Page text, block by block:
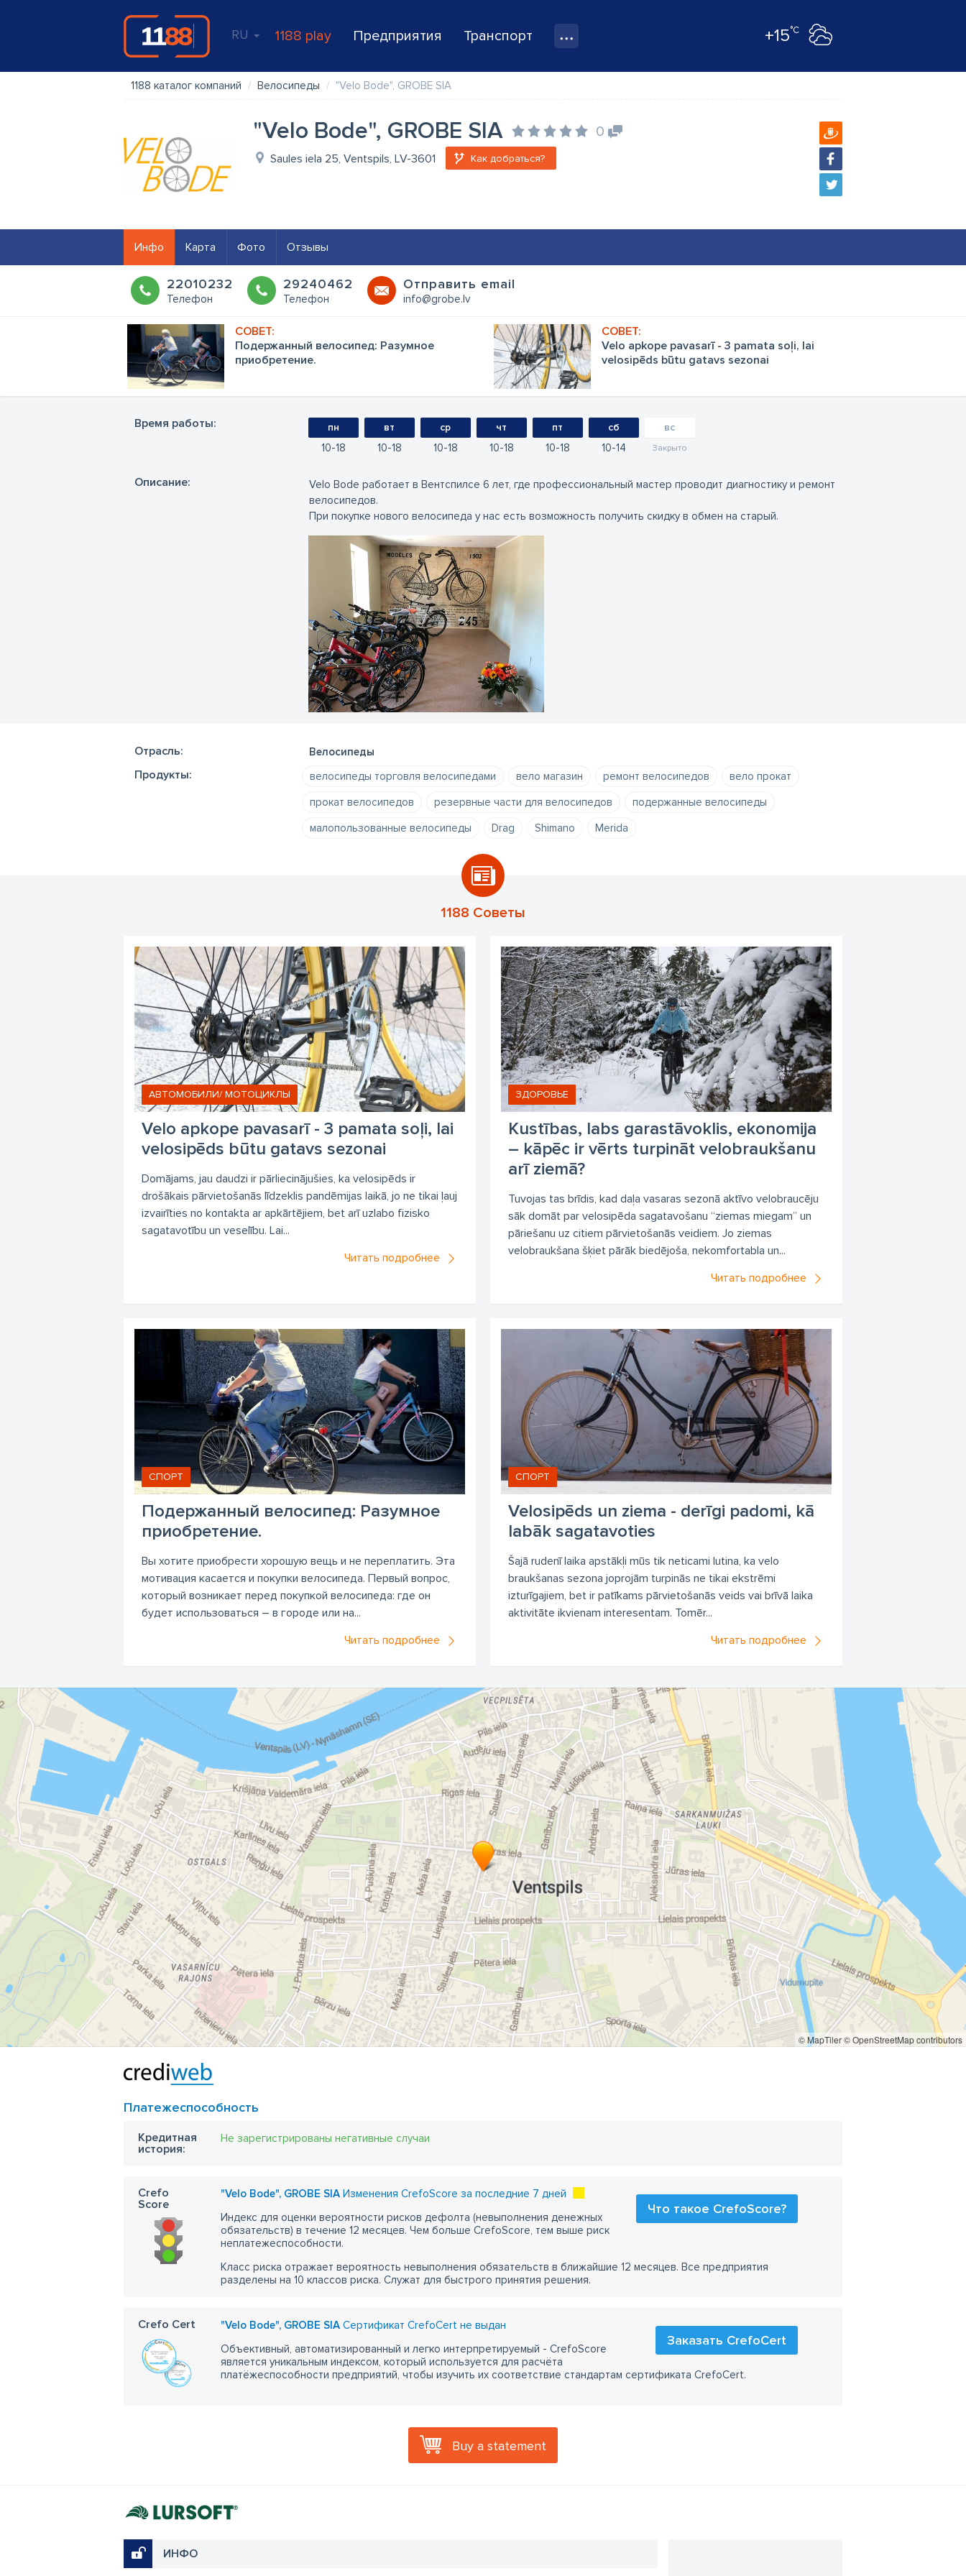
RU 1188 play Предприятия Транспорт +15°C
1188 каталог компаний Велосипеды "Velo Bode", GROBE SIA
"Velo Bode", GROBE SIA 0
Saules iela 25, Ventspils, LV-3601 Как добраться?
Инфо Карта Фото Отзывы
22010232
Телефон
29240462
Телефон
Oтправить email
info@grobe.lv
Подержанный велосипед: Разумное
приобретение.
Velo apkope pavasarī - 3 pamata soļi, lai
velosipēds būtu gatavs sezonai
Время работы: пн
10 18
вт
10 18
ср
10 18
чт
10 18
пт
10 18
сб
10 14
вс
Закрыто
Oписание:
Velo Bode работает в Вентспилсе 6 лет, где профессиональный мастер проводит диагностику и ремонт
велосипедов.
При покупке нового велосипеда у нас есть возможность получить скидку в обмен на старый.
Отрасль: Велосипеды
Продукты: велосипеды торговля велосипедами вело магазин ремонт велосипедов
вело прокат
прокат велосипедов
резервные части для велосипедов
подержанные велосипеды
малопользованные велосипеды
Drag Shimano Merida
1188 Советы
Velo apkope pavasarī - 3 pamata soļi, lai
velosipēds būtu gatavs sezonai
АВТОМОБИЛИ/ МОТОЦИКЛЫ
Domājams, jau daudzi ir pārliecinājušies, ka velosipēds ir
drošākais pārvietošanās līdzeklis pandēmijas laikā, jo ne tikai ļauj
izvairīties no kontakta ar apkārtējiem, bet arī uzlabo fizisko
sagatavotību un veselību. Lai...
Читать подробнее
Kustības, labs garastāvoklis, ekonomija
– kāpēc ir vērts turpināt velobraukšanu
arī ziemā?
ЗДОРОВЬЕ
Tuvojas tas brīdis, kad daļa vasaras sezonā aktīvo velobraucēju
sāk domāt par velosipēda sagatavošanu “ziemas miegam” un
pāriešanu uz citiem pārvietošanās veidiem. Jo ziemas
velobraukšana šķiet pārāk biedējoša, nekomfortabla un...
Читать подробнее
Подержанный велосипед: Разумное
приобретение.
СПОРТ
Вы хотите приобрести хорошую вещь и не переплатить. Эта
мотивация касается и покупки велосипеда. Первый вопрос,
который возникает перед покупкой велосипеда: где он
будет использоваться – в городе или на...
Читать подробнее
Velosipēds un ziema - derīgi padomi, kā
labāk sagatavoties
СПОРТ
Šajā rudenī laika apstākļi mūs tik neticami lutina, ka velo
braukšanas sezona joprojām turpinās ne tikai ekstrēmi
izturīgajiem, bet ir patīkams pārvietošanās veids vai brīvā laika
aktivitāte ikvienam interesentam. Tomēr...
Читать подробнее
© MapTiler© OpenStreetMap contributors
Платежеспособность
Кредитная
история:
Не зарегистрированы негативные случаи
Crefo
Score
"Velo Bode", GROBE SIA Изменения CrefoScore за последние 7 дней
Что такое CrefoScore?
Индекс для оценки вероятности рисков дефолта (невыполнения денежных
обязательств) в течение 12 месяцев. Чем больше CrefoScore, тем выше риск
неплатежеспособности.
Класс риска отражает вероятность невыполнения обязательств в ближайшие 12 месяцев. Все предприятия
разделены на 10 классов риска. Служат для быстрого принятия решения.
Crefo Cert "Velo Bode", GROBE SIA Сертификат CrefoCert не выдан
Заказать CrefoCert
Объективный, автоматизированный и легко интерпретируемый - CrefoScore
является уникальным индексом, который используется для расчёта
платёжеспособности предприятий, чтобы изучить их соответствие стандартам сертификата CrefoCert.
Buy a statement
ИНФО